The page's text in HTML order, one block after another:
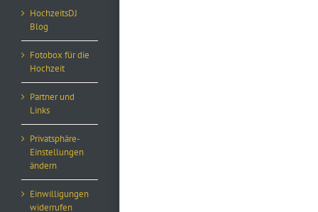
HochzeitsDJ
Blog
Fotobox für die
Hochzeit
Partner und
Links
Privatsphäre-
Einstellungen
ändern
Einwilligungen
widerrufen